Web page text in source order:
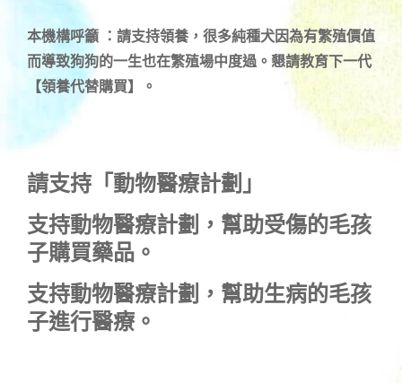
本機構呼籲 ：請支持領養，很多純種犬因為有繁殖價值
而導致狗狗的一生也在繁殖場中度過。懇請教育下一代
【領養代替購買】。
請支持「動物醫療計劃」
支持動物醫療計劃 ，幫助受傷的毛孩
子購買藥品。
支持動物醫療計劃 ，幫助生病的毛孩
子進行醫療。